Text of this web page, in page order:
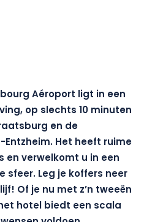
Aéroport ligt in een
op slechts 10 minuten
en de
Het heeft ruime
verwelkomt u in een
sfeer. Leg je koffers neer
Of je nu met z’n tweeën
hotel biedt een scala